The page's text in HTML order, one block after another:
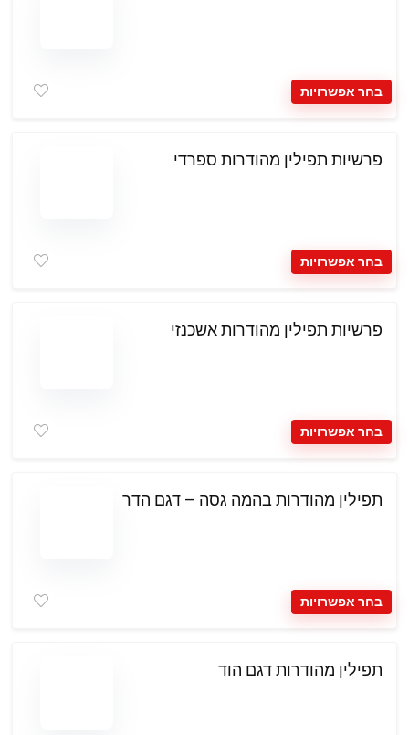
בחר אפשרויות
פרשיות תפילין מהודרות ספרדי
בחר אפשרויות
פרשיות תפילין מהודרות אשכנזי
בחר אפשרויות
תפילין מהודרות בהמה גסה – דגם הדר
בחר אפשרויות
תפילין מהודרות דגם הוד